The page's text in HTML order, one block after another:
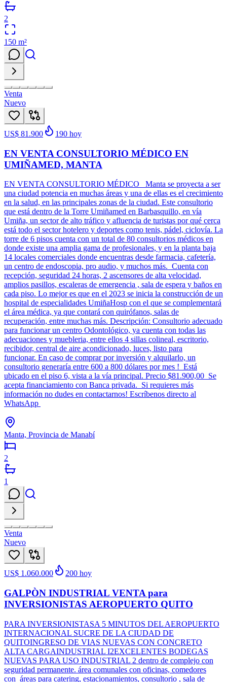
2
150 m²
Venta
Nuevo
US$ 81.900 190 hoy
EN VENTA CONSULTORIO MÉDICO EN
UMIÑAMED, MANTA
EN VENTA CONSULTORIO MÉDICO Manta se proyecta a ser
una ciudad potencia en muchas áreas y una de ellas es el crecimiento
en la salud, en las principales zonas de la ciudad. Este consultorio
que está dentro de la Torre Umiñamed en Barbasquillo, en vía
Umiña, un sector de alto tráfico y afluencia de turistas por qué cerca
está todo el sector hotelero y deportes como tenis, pádel, ciclovía. La
torre de 6 pisos cuenta con un total de 80 consultorios médicos en
donde existe una amplia gama de profesionales, y en la planta baja
14 locales comerciales donde encuentras desde farmacia, cafetería,
un centro de endoscopia, pro audio, y muchos más. Cuenta con
recepción, seguridad 24 horas, 2 ascensores de alta velocidad,
amplios pasillos, escaleras de emergencia , sala de espera y baños en
cada piso. Lo mejor es que en el 2023 se inicia la construcción de un
hospital de especialidades UmiñaHosp con el que se complementará
el área médica, ya que contará con quirófanos, salas de
recuperación, entre muchas más. Descripción: Consultorio adecuado
para funcionar un centro Odontológico, ya cuenta con todas las
adecuaciones y muebleria, entre ellos 4 sillas colineal, escritorio,
recibidor, central de aire acondicionado, luces, listo para
funcionar. En caso de comprar por inversión y alquilarlo, un
consultorio generaría entre 600 a 800 dólares por mes ! Está
ubicado en el piso 6, vista a la vía principal. Precio $81.900,00 Se
acepta financiamiento con Banca privada. Si requieres más
información no dudes en contactarnos! Escríbenos directo al
WhatsApp
Manta, Provincia de Manabí
2
1
Venta
Nuevo
US$ 1.060.000 200 hoy
GALPÒN INDUSTRIAL VENTA para
INVERSIONISTAS AEROPUERTO QUITO
PARA INVERSIONISTASA 5 MINUTOS DEL AEROPUERTO
INTERNACIONAL SUCRE DE LA CIUDAD DE
QUITOINGRESO DE VIAS NUEVAS CON CONCRETO
ALTA CARGAINDUSTRIAL I2EXCELENTES BODEGAS
NUEVAS PARA USO INDUSTRIAL 2 dentro de complejo con
seguridad permanente. área comunales con oficinas, comedores
con áreas para catering, estacionamientos, consultorio , sala de